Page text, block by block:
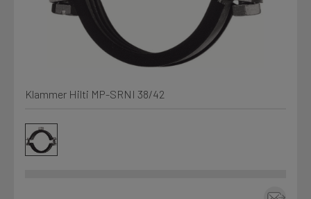
Kjemi, vindsperre og branntetting
Mine henvendelser
Prislister
Firmainformasjon
Klammer Hilti MP-SRNI 38/42